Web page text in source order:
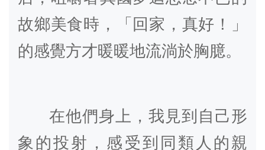
故鄉美食時，「回家，真好！」
的感覺方才暖暖地流淌於胸臆。
在他們身上，我見到自己形
象的投射，感受到同類人的親